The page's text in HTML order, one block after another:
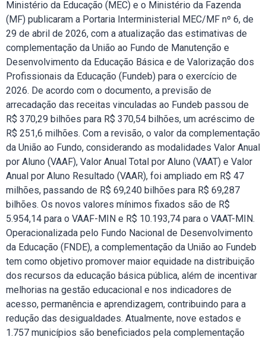
Ministério da Educação (MEC) e o Ministério da Fazenda
(MF) publicaram a Portaria Interministerial MEC/MF nº 6, de
29 de abril de 2026, com a atualização das estimativas de
complementação da União ao Fundo de Manutenção e
Desenvolvimento da Educação Básica e de Valorização dos
Profissionais da Educação (Fundeb) para o exercício de
2026. De acordo com o documento, a previsão de
arrecadação das receitas vinculadas ao Fundeb passou de
R$ 370,29 bilhões para R$ 370,54 bilhões, um acréscimo de
R$ 251,6 milhões. Com a revisão, o valor da complementação
da União ao Fundo, considerando as modalidades Valor Anual
por Aluno (VAAF), Valor Anual Total por Aluno (VAAT) e Valor
Anual por Aluno Resultado (VAAR), foi ampliado em R$ 47
milhões, passando de R$ 69,240 bilhões para R$ 69,287
bilhões. Os novos valores mínimos fixados são de R$
5.954,14 para o VAAF-MIN e R$ 10.193,74 para o VAAT-MIN.
Operacionalizada pelo Fundo Nacional de Desenvolvimento
da Educação (FNDE), a complementação da União ao Fundeb
tem como objetivo promover maior equidade na distribuição
dos recursos da educação básica pública, além de incentivar
melhorias na gestão educacional e nos indicadores de
acesso, permanência e aprendizagem, contribuindo para a
redução das desigualdades. Atualmente, nove estados e
1.757 municípios são beneficiados pela complementação